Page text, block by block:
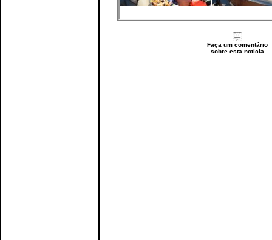
Faça um comentário
sobre esta notícia